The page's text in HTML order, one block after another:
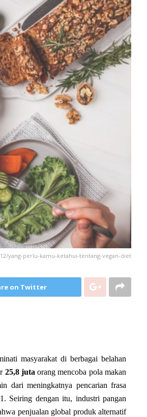
yang-perlu-kamu-ketahui-tentang-vegan-diet
on Twitter
masyarakat di berbagai belahan
25,8 jutaorang mencoba pola makan
dari meningkatnya pencarian frasa
Seiring dengan itu, industri pangan
penjualan global produk alternatif